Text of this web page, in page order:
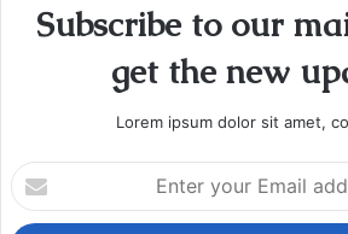
Subscribe to our
get the new
Lorem ipsum dolor sit amet,
Enter
your
Email